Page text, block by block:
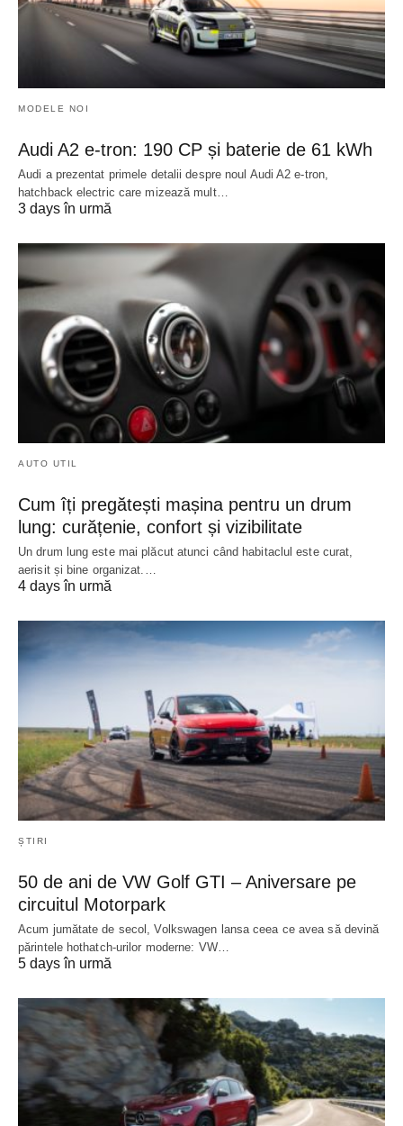
MODELE NOI
Audi A2 e-tron: 190 CP și baterie de 61 kWh
Audi a prezentat primele detalii despre noul Audi A2 e-tron,
hatchback electric care mizează mult…
3 days în urmă
AUTO UTIL
Cum îți pregătești mașina pentru un drum
lung: curățenie, confort și vizibilitate
Un drum lung este mai plăcut atunci când habitaclul este curat,
aerisit și bine organizat.…
4 days în urmă
ȘTIRI
50 de ani de VW Golf GTI – Aniversare pe
circuitul Motorpark
Acum jumătate de secol, Volkswagen lansa ceea ce avea să devină
părintele hothatch-urilor moderne: VW…
5 days în urmă